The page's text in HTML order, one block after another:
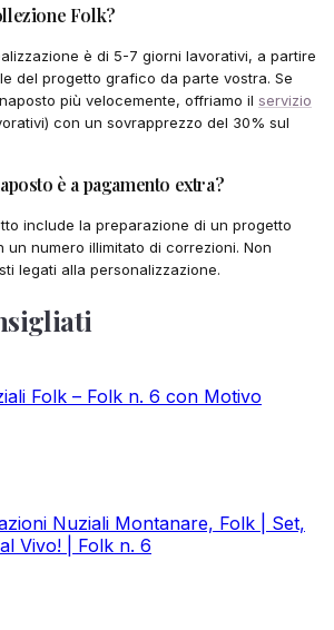
Folk?
è di 5-7 giorni lavorativi, a partire
del progetto grafico da parte vostra. Se
più velocemente, offriamo il servizio
con un sovrapprezzo del 30% sul
è a pagamento extra?
include la preparazione di un progetto
numero illimitato di correzioni. Non
legati alla personalizzazione.
Folk – Folk n. 6 con Motivo
Nuziali Montanare, Folk | Set,
Vivo! | Folk n. 6